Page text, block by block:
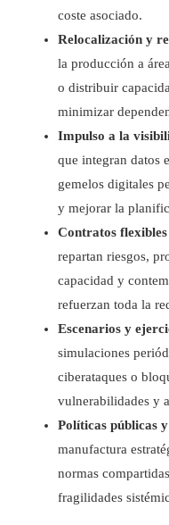
coste asociado.
Relocalización y
la producción a
o distribuir
minimizar
Impulso a la
que integran datos
gemelos digitales
y mejorar la
Contratos
repartan riesgos,
capacidad y
refuerzan toda la
Escenarios y
simulaciones
ciberataques o
vulnerabilidades y
Políticas públicas
manufactura
normas
fragilidades